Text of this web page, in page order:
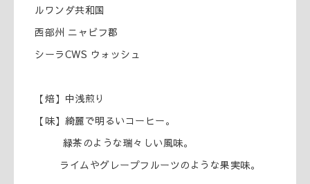
ルワンダ共和国
西部州 ニャビフ郡
シーラCWS ウォッシュ
【焙】中浅煎り
【味】綺麗で明るいコーヒー。
緑茶のような瑞々しい風味。
ライムやグレープフルーツのような果実味。